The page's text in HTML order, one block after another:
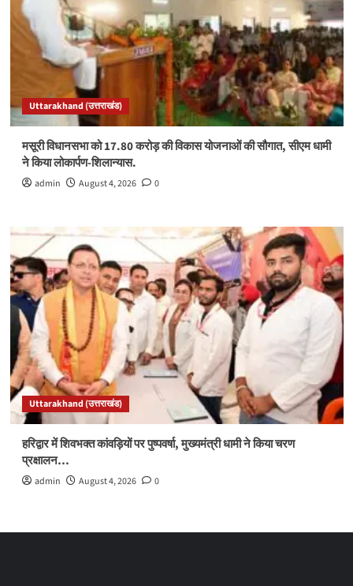
Uttarakhand (उत्तराखंड)
मसूरी विधानसभा को 17.80 करोड़ की विकास योजनाओं की सौगात, सीएम धामी
ने किया लोकार्पण-शिलान्यास.
admin August 4, 2026 0
Uttarakhand (उत्तराखंड)
हरिद्वार में शिवभक्त कांवड़ियों पर पुष्पवर्षा, मुख्यमंत्री धामी ने किया चरण
प्रक्षालन…
admin August 4, 2026 0